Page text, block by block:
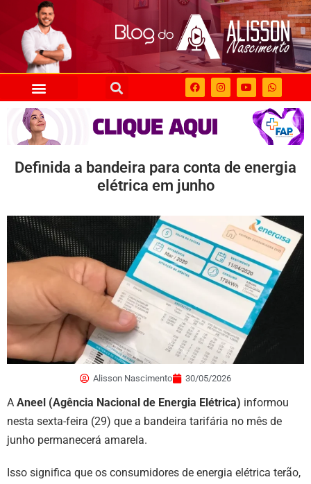
Definida a bandeira para conta de energia
elétrica em junho
Alisson Nascimento 30/05/2026
A Aneel (Agência Nacional de Energia Elétrica) informou
nesta sexta-feira (29) que a bandeira tarifária no mês de
junho permanecerá amarela.
Isso significa que os consumidores de energia elétrica terão,